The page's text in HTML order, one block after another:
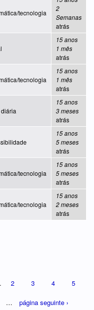
tecnologia
2
Semanas
atrás
15 anos
1 mês
atrás
tecnologia
15 anos
1 mês
atrás
15 anos
3 meses
atrás
15 anos
5 meses
atrás
tecnologia
15 anos
5 meses
atrás
tecnologia
15 anos
2 meses
atrás
2 3 4 5
… página seguinte ›